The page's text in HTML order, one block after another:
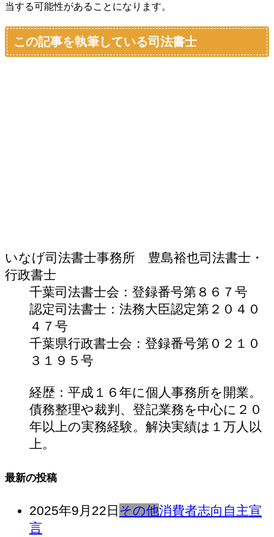
当する可能性があることになります。
この記事を執筆している司法書士
いなげ司法書士事務所 豊島裕也司法書士・
行政書士
千葉司法書士会：登録番号第８６７号
認定司法書士：法務大臣認定第２０４０
４７号
千葉県行政書士会：登録番号第０２１０
３１９５号
経歴：平成１６年に個人事務所を開業。
債務整理や裁判、登記業務を中心に２０
年以上の実務経験。解決実績は１万人以
上。
最新の投稿
2025年9月22日 その他消費者志向自主宣
言